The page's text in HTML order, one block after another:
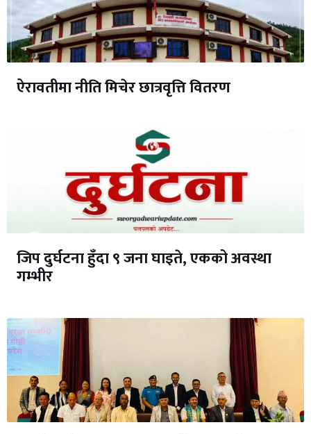
ऐरावतीमा नीति मिचेर छात्रवृत्ति वितरण
जिप दुर्घटना हुँदा ९ जना घाइते, एकको अवस्था
गम्भीर